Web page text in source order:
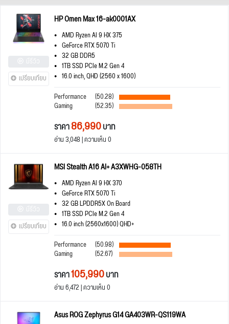
เปรียบเทียบ
HP Omen Max 16-ak0001AX
AMD Ryzen AI 9 HX 375
GeForce RTX 5070 Ti
32 GB DDR5
1TB SSD PCIe M.2 Gen 4
16.0 inch, QHD (2560 x 1600)
Performance
(50.28)
Gaming (52.35)
ราคา86,990บาท
อ่าน 3,048 | ความเห็น 0
เปรียบเทียบ
MSI Stealth A16 AI+ A3XWHG-058TH
AMD Ryzen AI 9 HX 370
GeForce RTX 5070 Ti
32 GB LPDDR5X On Board
1TB SSD PCIe M.2 Gen 4
16.0 inch (2560x1600) QHD+
Performance
(50.98)
Gaming (52.67)
ราคา105,990บาท
อ่าน 6,472 | ความเห็น 0
Asus ROG Zephyrus G14 GA403WR-QS119WA